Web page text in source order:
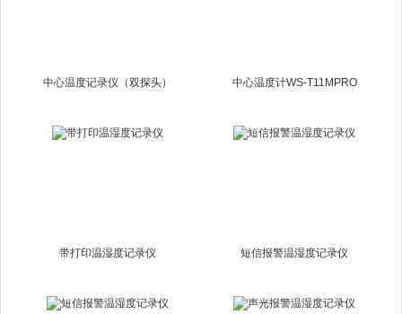
中心温度记录仪（双探头） 中心温度计WS-T11MPRO
带打印温湿度记录仪 短信报警温湿度记录仪